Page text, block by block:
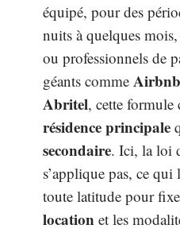
équipé, pour des
nuits à quelques
ou professionnels de
géants comme Airbnb
Abritel, cette formule
résidence principale
secondaire. Ici, la loi
s’applique pas, ce
toute latitude pour
location et les